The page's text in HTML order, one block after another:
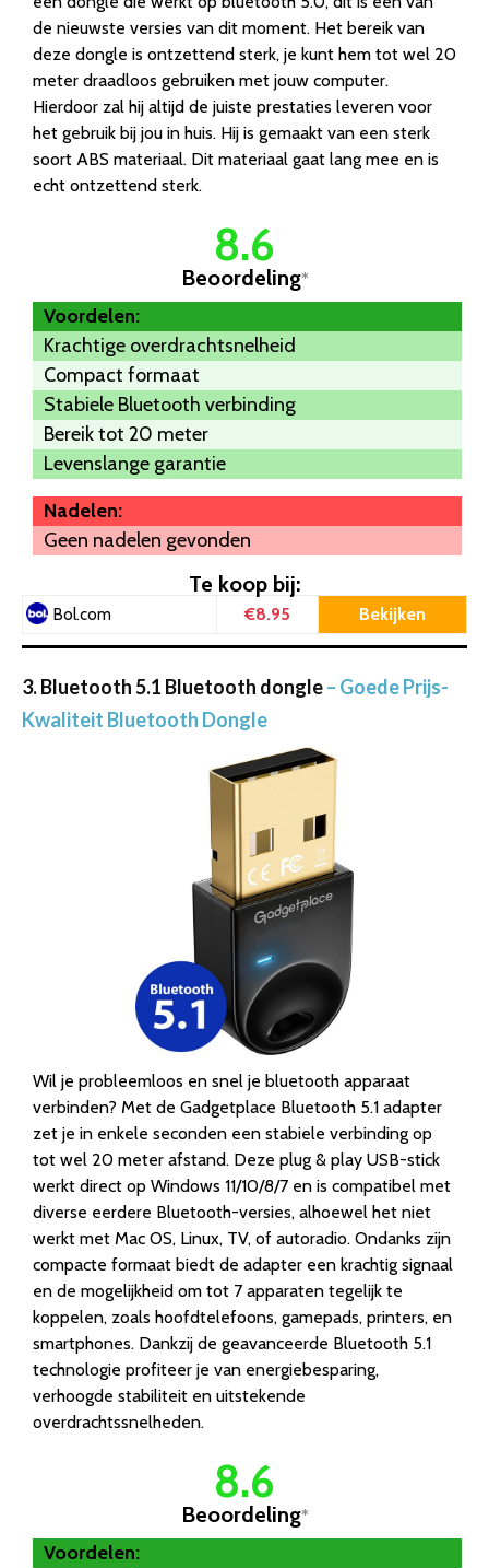
de nieuwste versies van dit moment. Het bereik van
deze dongle is ontzettend sterk, je kunt hem tot wel 20
meter draadloos gebruiken met jouw computer.
Hierdoor zal hij altijd de juiste prestaties leveren voor
het gebruik bij jou in huis. Hij is gemaakt van een sterk
soort ABS materiaal. Dit materiaal gaat lang mee en is
echt ontzettend sterk.
8.6
Beoordeling*
Voordelen:
Krachtige overdrachtsnelheid
Compact formaat
Stabiele Bluetooth verbinding
Bereik tot 20 meter
Levenslange garantie
Nadelen:
Geen nadelen gevonden
Te koop bij:
Bol.com €8.95 Bekijken
3. Bluetooth 5.1 Bluetooth dongle– Goede Prijs-
Kwaliteit Bluetooth Dongle
Wil je probleemloos en snel je bluetooth apparaat
verbinden? Met de Gadgetplace Bluetooth 5.1 adapter
zet je in enkele seconden een stabiele verbinding op
tot wel 20 meter afstand. Deze plug & play USB-stick
werkt direct op Windows 11/10/8/7 en is compatibel met
diverse eerdere Bluetooth-versies, alhoewel het niet
werkt met Mac OS, Linux, TV, of autoradio. Ondanks zijn
compacte formaat biedt de adapter een krachtig signaal
en de mogelijkheid om tot 7 apparaten tegelijk te
koppelen, zoals hoofdtelefoons, gamepads, printers, en
smartphones. Dankzij de geavanceerde Bluetooth 5.1
technologie profiteer je van energiebesparing,
verhoogde stabiliteit en uitstekende
overdrachtssnelheden.
8.6
Beoordeling*
Voordelen: